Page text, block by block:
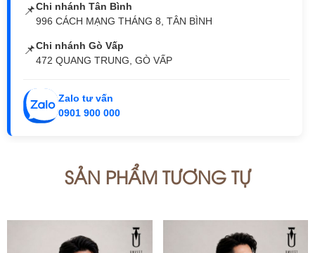
📌Chi nhánh Tân Bình
996 CÁCH MẠNG THÁNG 8, TÂN BÌNH
📌Chi nhánh Gò Vấp
472 QUANG TRUNG, GÒ VẤP
Zalo tư vấn
0901 900 000
SẢN PHẨM TƯƠNG TỰ